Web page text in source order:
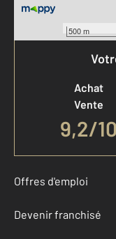
500 m
Achat
Vente
9,2/10
Offres d'emploi
Devenir franchisé